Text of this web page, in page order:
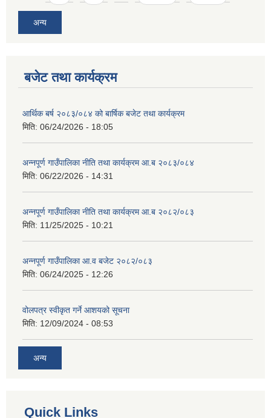
अन्य
बजेट तथा कार्यक्रम
आर्थिक बर्ष २०८३/०८४ को बार्षिक बजेट तथा कार्यक्रम
मिति: 06/24/2026 - 18:05
अन्नपूर्ण गाउँपालिका नीति तथा कार्यक्रम आ.ब २०८३/०८४
मिति: 06/22/2026 - 14:31
अन्नपूर्ण गाउँपालिका नीति तथा कार्यक्रम आ.ब २०८२/०८३
मिति: 11/25/2025 - 10:21
अन्नपूर्ण गाउँपालिका आ.व बजेट २०८२/०८३
मिति: 06/24/2025 - 12:26
वोलपत्र स्वीकृत गर्ने आशयको सूचना
मिति: 12/09/2024 - 08:53
अन्य
Quick Links